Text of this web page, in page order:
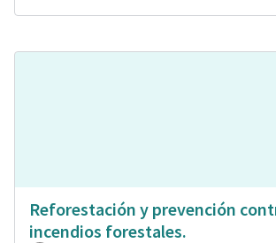
Reforestación y prevención
incendios forestales.